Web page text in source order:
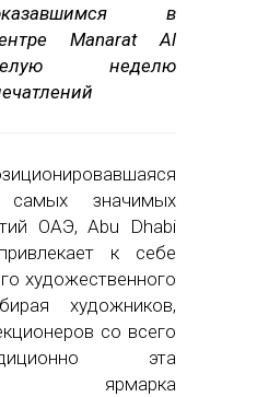
в
Manarat Al
неделю
значимых
ОАЭ, Abu Dhabi
к себе
художественного
художников,
со всего
эта
ярмарка